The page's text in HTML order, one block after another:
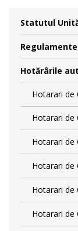
Statutul
Hotărârile
Hotarari de
Hotarari de
Hotarari de
Hotarari de
Hotarari de
Hotarari de